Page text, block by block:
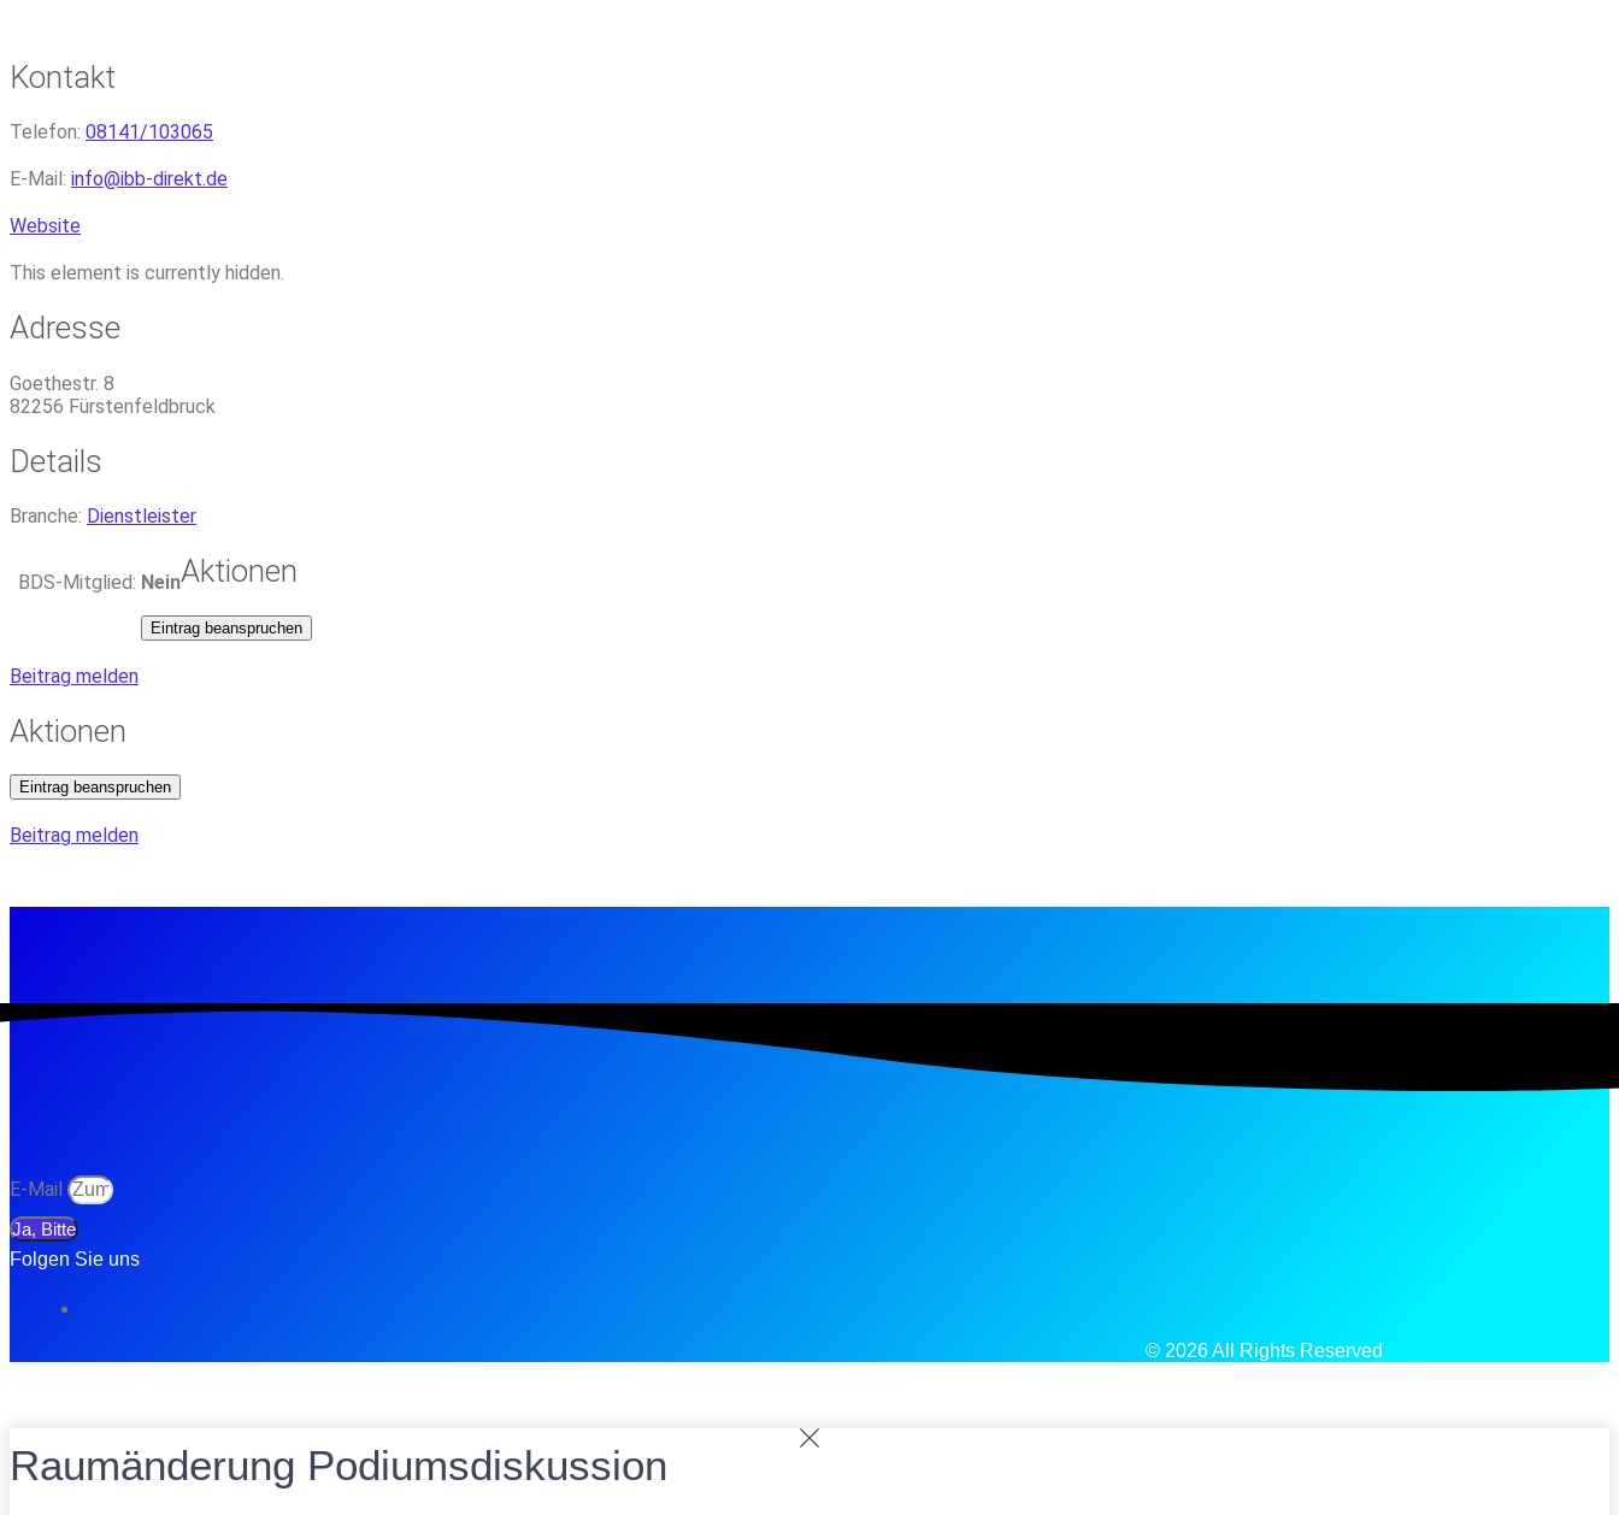
Kontakt
Telefon: 08141/103065
E-Mail: info@ibb-direkt.de
Website
This element is currently hidden.
Adresse
Goethestr. 8
82256 Fürstenfeldbruck
Details
Branche: Dienstleister
BDS-Mitglied: NeinAktionen
Eintrag beanspruchen
Beitrag melden
Aktionen
Eintrag beanspruchen
Beitrag melden
E-Mail
Ja, Bitte
Folgen Sie uns
© 2026 All Rights Reserved
Raumänderung Podiumsdiskussion